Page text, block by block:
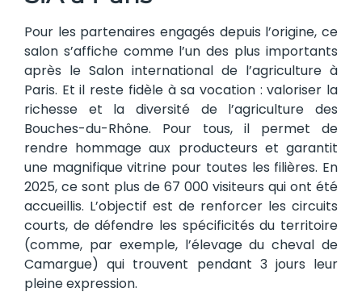
Pour les partenaires engagés depuis l’origine, ce
salon s’affiche comme l’un des plus importants
après le Salon international de l’agriculture à
Paris. Et il reste fidèle à sa vocation : valoriser la
richesse et la diversité de l’agriculture des
Bouches-du-Rhône. Pour tous, il permet de
rendre hommage aux producteurs et garantit
une magnifique vitrine pour toutes les filières. En
2025, ce sont plus de 67 000 visiteurs qui ont été
accueillis. L’objectif est de renforcer les circuits
courts, de défendre les spécificités du territoire
(comme, par exemple, l’élevage du cheval de
Camargue) qui trouvent pendant 3 jours leur
pleine expression.